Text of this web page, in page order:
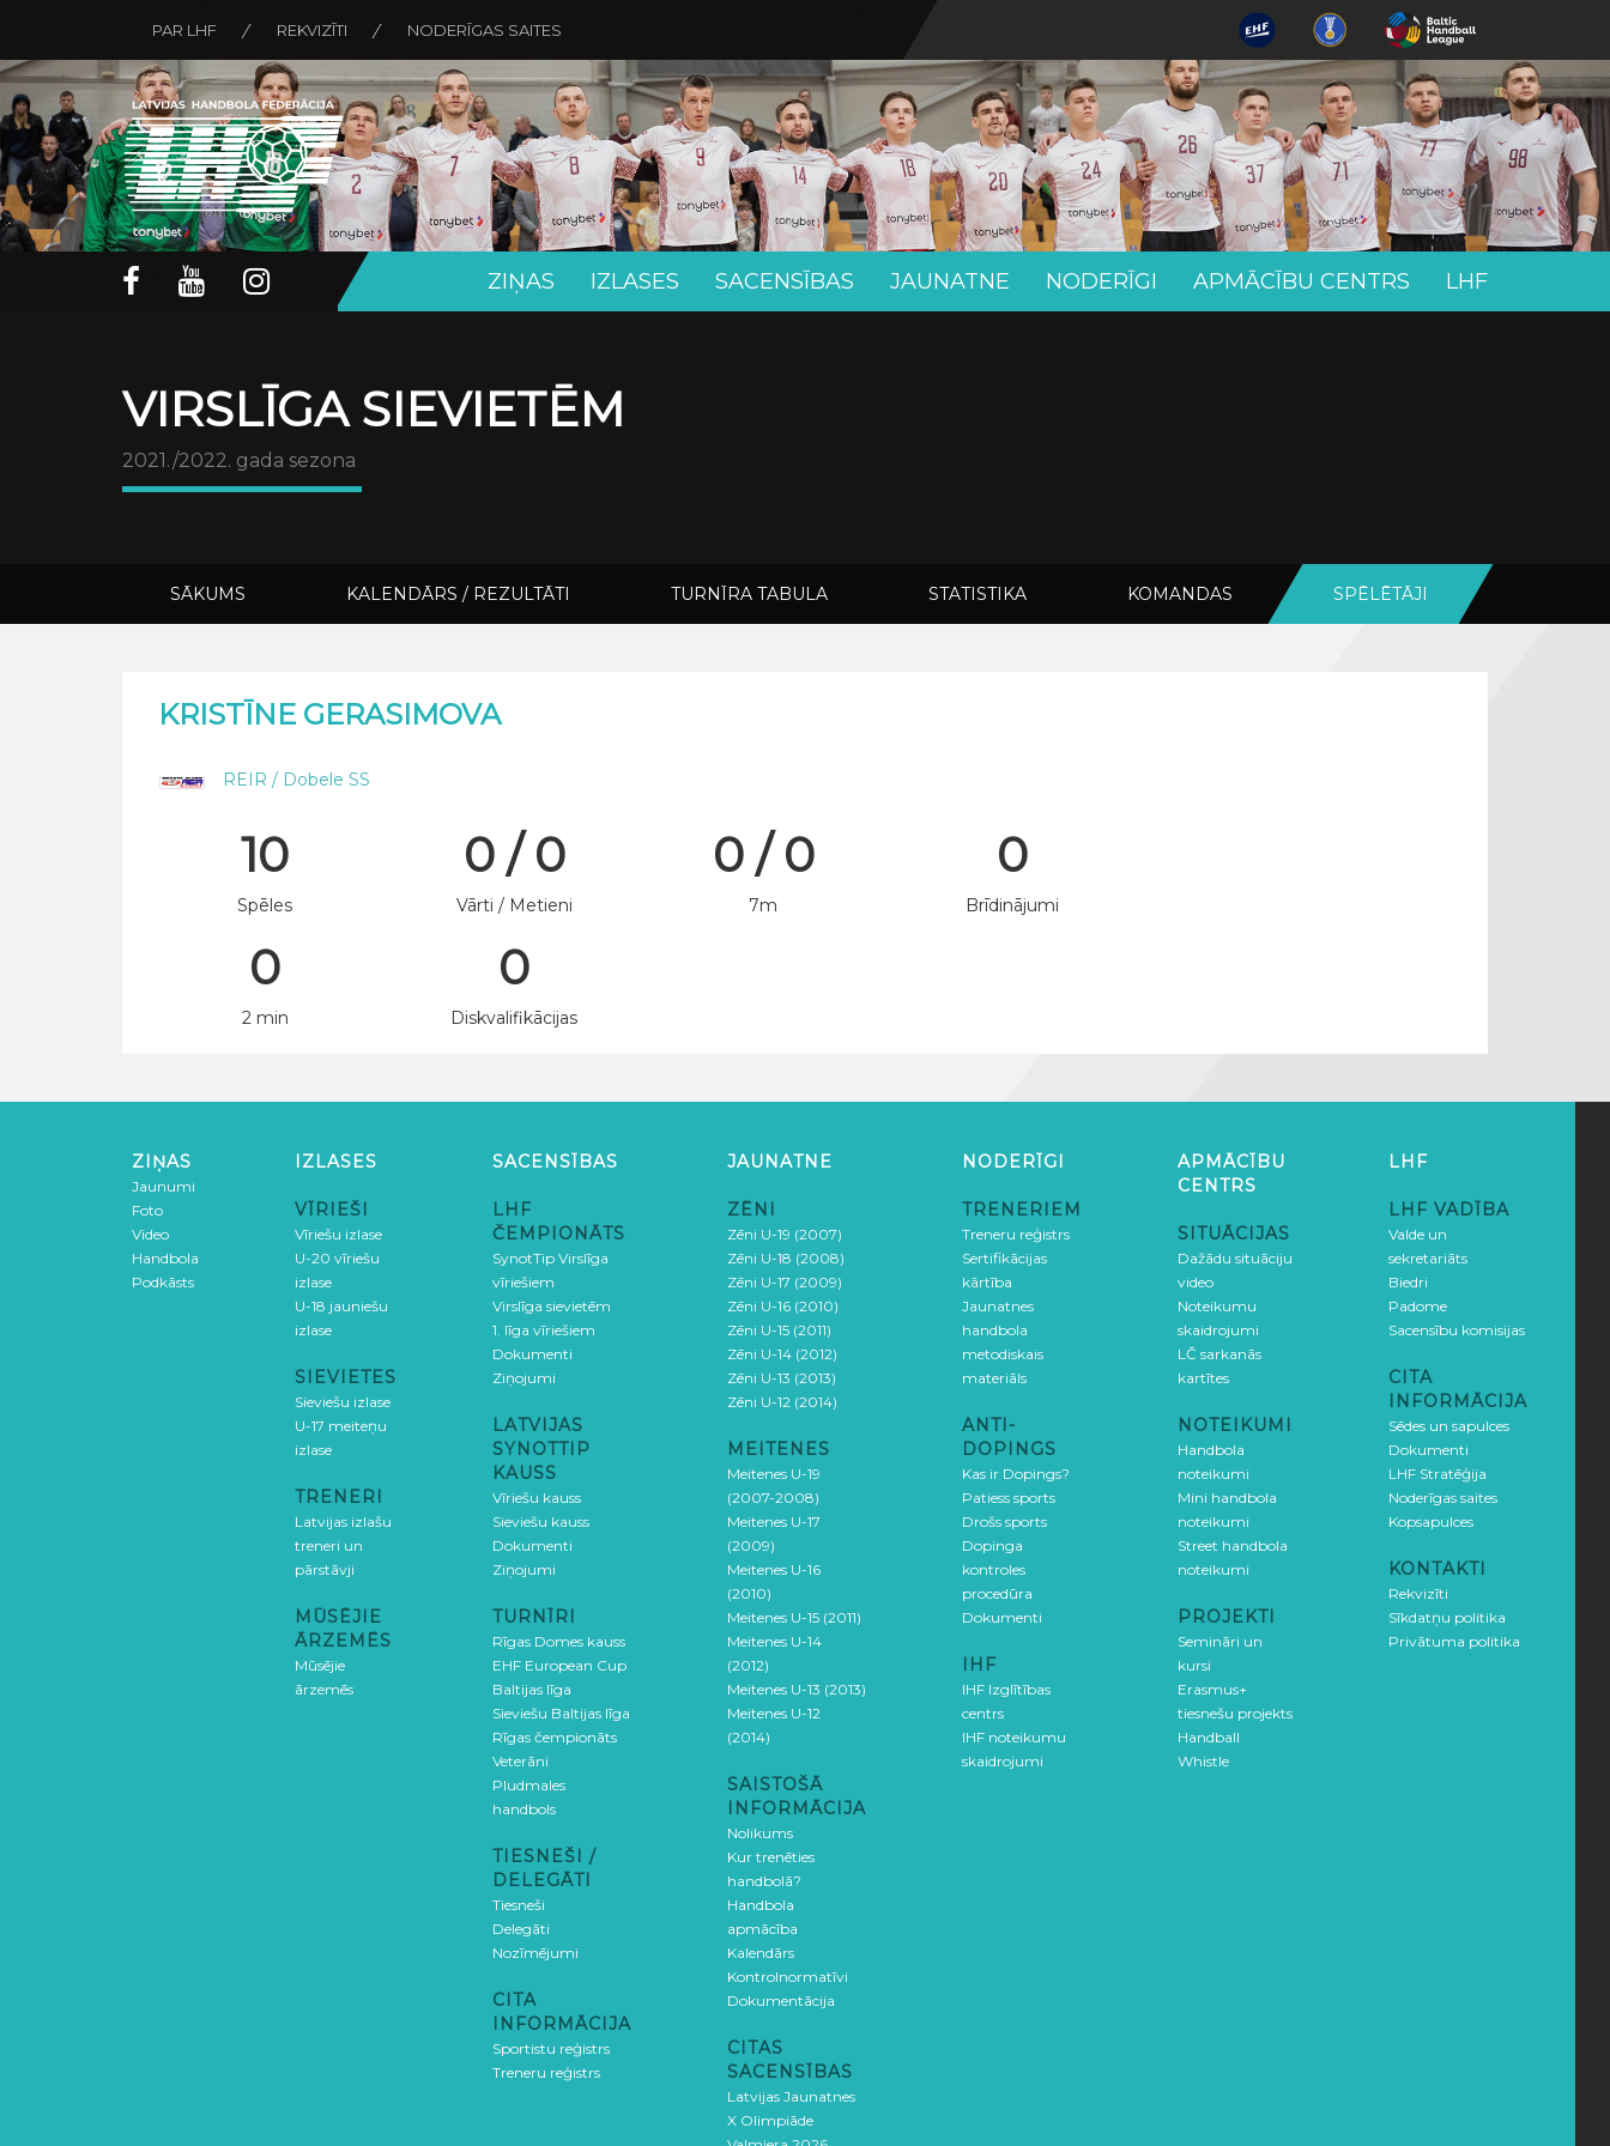
PAR LHF REKVIZĪTI NODERĪGAS SAITES
ZIŅAS IZLASES SACENSĪBAS JAUNATNE NODERĪGI APMĀCĪBU CENTRS LHF
VIRSLĪGA SIEVIETĒM
2021./2022. gada sezona
SĀKUMS KALENDĀRS / REZULTĀTI TURNĪRA TABULA STATISTIKA KOMANDAS SPĒLĒTĀJI
KRISTĪNE GERASIMOVA
REIR / Dobele SS
10
Spēles
0 / 0
Vārti / Metieni
0 / 0
7m
0
Brīdinājumi
0
2 min
0
Diskvalifikācijas
ZIŅAS
Jaunumi
Foto
Video
Handbola
Podkāsts
IZLASES
VĪRIEŠI
Vīriešu izlase
U-20 vīriešu
izlase
U-18 jauniešu
izlase
SIEVIETES
Sieviešu izlase
U-17 meiteņu
izlase
TRENERI
Latvijas izlašu
treneri un
pārstāvji
MŪSĒJIE
ĀRZEMĒS
Mūsējie
ārzemēs
SACENSĪBAS
LHF
ČEMPIONĀTS
SynotTip Virslīga
vīriešiem
Virslīga sievietēm
1. līga vīriešiem
Dokumenti
Ziņojumi
LATVIJAS
SYNOTTIP
KAUSS
Vīriešu kauss
Sieviešu kauss
Dokumenti
Ziņojumi
TURNĪRI
Rīgas Domes kauss
EHF European Cup
Baltijas līga
Sieviešu Baltijas līga
Rīgas čempionāts
Veterāni
Pludmales
handbols
TIESNEŠI /
DELEGĀTI
Tiesneši
Delegāti
Nozīmējumi
CITA
INFORMĀCIJA
Sportistu reģistrs
Treneru reģistrs
JAUNATNE
ZĒNI
Zēni U-19 (2007)
Zēni U-18 (2008)
Zēni U-17 (2009)
Zēni U-16 (2010)
Zēni U-15 (2011)
Zēni U-14 (2012)
Zēni U-13 (2013)
Zēni U-12 (2014)
MEITENES
Meitenes U-19
(2007-2008)
Meitenes U-17
(2009)
Meitenes U-16
(2010)
Meitenes U-15 (2011)
Meitenes U-14
(2012)
Meitenes U-13 (2013)
Meitenes U-12
(2014)
SAISTOŠĀ
INFORMĀCIJA
Nolikums
Kur trenēties
handbolā?
Handbola
apmācība
Kalendārs
Kontrolnormatīvi
Dokumentācija
CITAS
SACENSĪBAS
Latvijas Jaunatnes
X Olimpiāde
NODERĪGI
TRENERIEM
Treneru reģistrs
Sertifikācijas
kārtība
Jaunatnes
handbola
metodiskais
materiāls
ANTI-
DOPINGS
Kas ir Dopings?
Patiess sports
Drošs sports
Dopinga
kontroles
procedūra
Dokumenti
IHF
IHF Izglītības
centrs
IHF noteikumu
skaidrojumi
APMĀCĪBU
CENTRS
SITUĀCIJAS
Dažādu situāciju
video
Noteikumu
skaidrojumi
LČ sarkanās
kartītes
NOTEIKUMI
Handbola
noteikumi
Mini handbola
noteikumi
Street handbola
noteikumi
PROJEKTI
Semināri un
kursi
Erasmus+
tiesnešu projekts
Handball
Whistle
LHF
LHF VADĪBA
Valde un
sekretariāts
Biedri
Padome
Sacensību komisijas
CITA
INFORMĀCIJA
Sēdes un sapulces
Dokumenti
LHF Stratēģija
Noderīgas saites
Kopsapulces
KONTAKTI
Rekvizīti
Sīkdatņu politika
Privātuma politika